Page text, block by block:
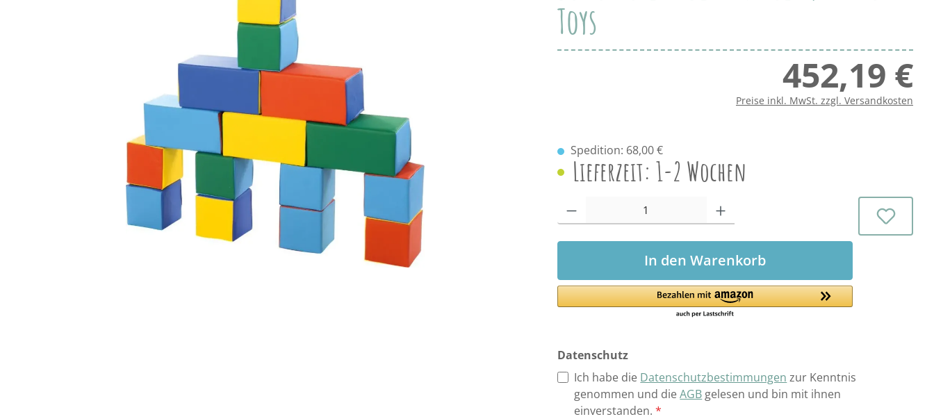
Toys
452,19 €
Preise inkl. MwSt. zzgl. Versandkosten
Spedition: 68,00 €
Lieferzeit: 1-2 Wochen
Produkt Anzahl: Gib den gewünschten Wert ein oder benutze die
In den Warenkorb
Datenschutz
Ich habe die Datenschutzbestimmungen zur Kenntnis
genommen und dieAGB gelesen und bin mit ihnen
einverstanden.*